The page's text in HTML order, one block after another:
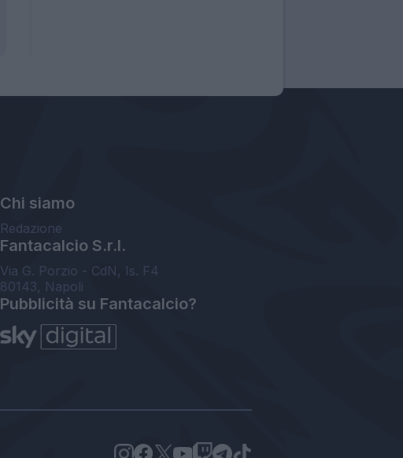
Chi siamo
Redazione
Fantacalcio S.r.l.
Via G. Porzio - CdN, Is. F4
80143, Napoli
Pubblicità su Fantacalcio?